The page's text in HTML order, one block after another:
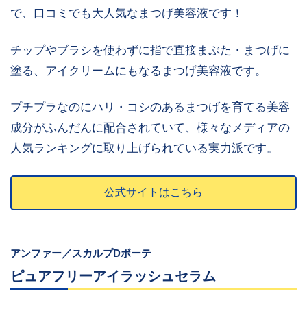
で、口コミでも大人気なまつげ美容液です！
チップやブラシを使わずに指で直接まぶた・まつげに
塗る、アイクリームにもなるまつげ美容液です。
プチプラなのにハリ・コシのあるまつげを育てる美容
成分がふんだんに配合されていて、様々なメディアの
人気ランキングに取り上げられている実力派です。
公式サイトはこちら
アンファー／スカルプDボーテ
ピュアフリーアイラッシュセラム